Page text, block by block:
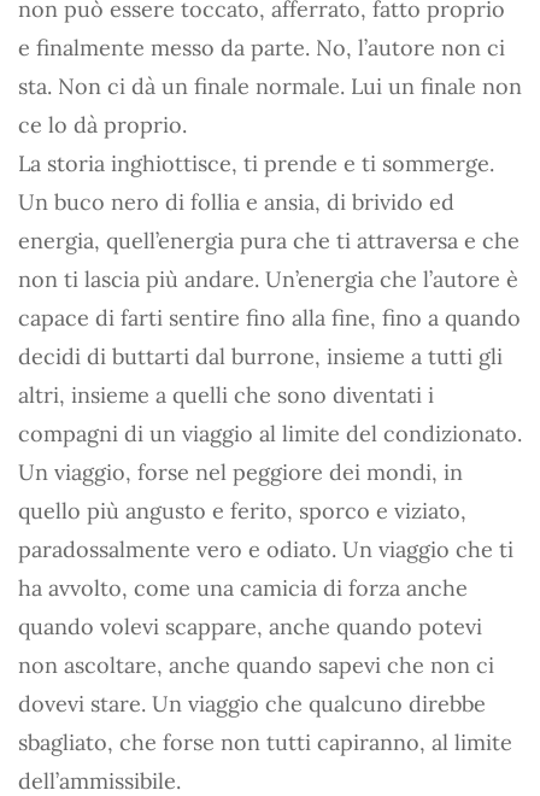
non può essere toccato, afferrato, fatto proprio
e finalmente messo da parte. No, l’autore non ci
sta. Non ci dà un finale normale. Lui un finale non
ce lo dà proprio.
La storia inghiottisce, ti prende e ti sommerge.
Un buco nero di follia e ansia, di brivido ed
energia, quell’energia pura che ti attraversa e che
non ti lascia più andare. Un’energia che l’autore è
capace di farti sentire fino alla fine, fino a quando
decidi di buttarti dal burrone, insieme a tutti gli
altri, insieme a quelli che sono diventati i
compagni di un viaggio al limite del condizionato.
Un viaggio, forse nel peggiore dei mondi, in
quello più angusto e ferito, sporco e viziato,
paradossalmente vero e odiato. Un viaggio che ti
ha avvolto, come una camicia di forza anche
quando volevi scappare, anche quando potevi
non ascoltare, anche quando sapevi che non ci
dovevi stare. Un viaggio che qualcuno direbbe
sbagliato, che forse non tutti capiranno, al limite
dell’ammissibile.